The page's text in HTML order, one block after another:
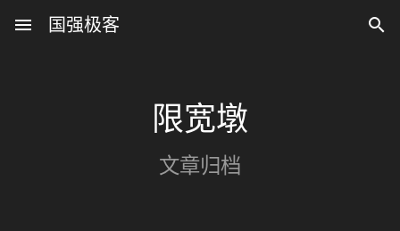
menu 国强极客 
限宽墩
文章归档